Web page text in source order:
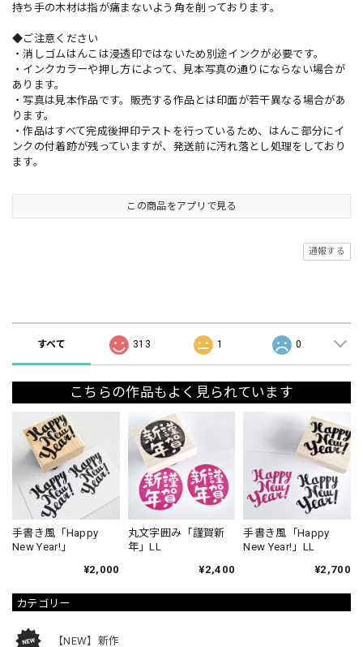
カテゴリー
【NEW】新作
持ち手の木材は指が痛まないよう角を削っております。
◆ご注意ください
・消しゴムはんこは浸透印ではないため別途インクが必要です。
・インクカラーや押し方によって、見本写真の通りにならない場合が
あります。
・写真は見本作品です。販売する作品とは印面が若干異なる場合があ
ります。
・作品はすべて完成後押印テストを行っているため、はんこ部分にイ
ンクの付着跡が残っていますが、発送前に汚れ落とし処理をしており
ます。
この商品をアプリで見る
通報する
すべて 313 1 0
こちらの作品もよく見られています
手書き風「Happy
New Year!」
¥2,000
丸文字囲み「謹賀新
年」LL
¥2,400
手書き風「Happy
New Year!」LL
¥2,700